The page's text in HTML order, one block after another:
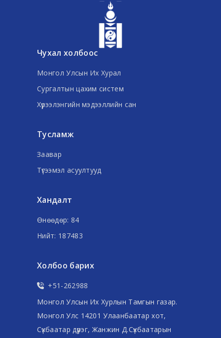
Чухал холбоос
Монгол Улсын Их Хурал
Сургалтын цахим систем
Хүрээлэнгийн мэдээллийн сан
Тусламж
Заавар
Түгээмэл асуултууд
Хандалт
Өнөөдөр: 84
Нийт: 187483
Холбоо барих
+51-262988
Монгол Улсын Их Хурлын Тамгын газар.
Монгол Улс 14201 Улаанбаатар хот,
Сүхбаатар дүүрэг, Жанжин Д.Сүхбаатарын